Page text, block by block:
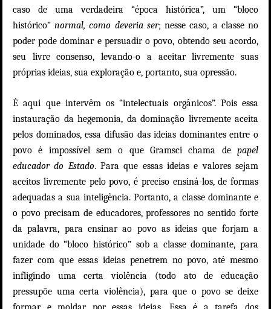
caso de uma verdadeira “época histórica”, um “bloco
histórico”normal, como deveria ser; nesse caso, a classe no
poder pode dominar e persuadir o povo, obtendo seu acordo,
seu livre consenso, levando-o a aceitar livremente suas
próprias ideias, sua exploração e, portanto, sua opressão.
É aqui que intervêm os “intelectuais orgânicos”. Pois essa
instauração da hegemonia, da dominação livremente aceita
pelos dominados, essa difusão das ideias dominantes entre o
povo é impossível sem o que Gramsci chama de papel
educador do Estado. Para que essas ideias e valores sejam
aceitos livremente pelo povo, é preciso ensiná-los, de formas
adequadas a sua inteligência. Portanto, a classe dominante e
o povo precisam de educadores, professores no sentido forte
da palavra, para ensinar ao povo as ideias que forjam a
unidade do “bloco histórico” sob a classe dominante, para
fazer com que essas ideias penetrem no povo, até mesmo
infligindo uma certa violência (todo ato de educação
pressupõe uma certa violência), para que o povo se deixe